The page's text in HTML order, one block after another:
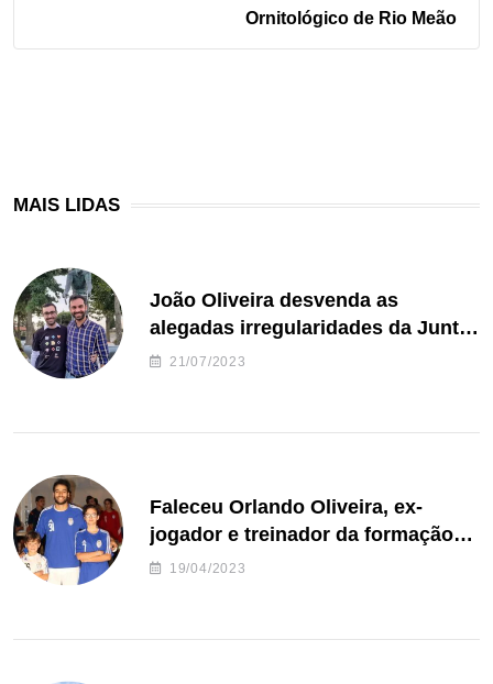
Ornitológico de Rio Meão
MAIS LIDAS
João Oliveira desvenda as
alegadas irregularidades da Junta
de Freguesia S. João de Ver
21/07/2023
Faleceu Orlando Oliveira, ex-
jogador e treinador da formação
de andebol do Feirense
19/04/2023